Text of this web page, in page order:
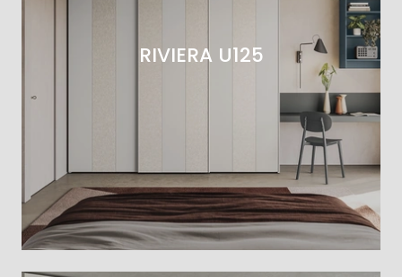
RIVIERA U125